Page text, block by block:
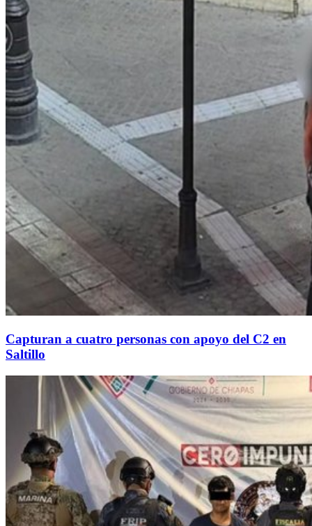
Capturan a cuatro personas con apoyo del C2 en
Saltillo